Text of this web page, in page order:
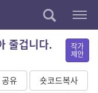
줄겁니다. 작가
제안
유
숏코드복사